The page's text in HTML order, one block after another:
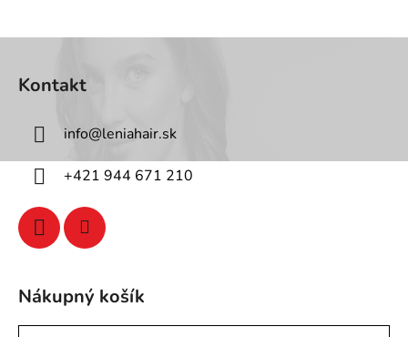
i
Kontakt
info@leniahair.sk
+421 944 671 210
Nákupný košík